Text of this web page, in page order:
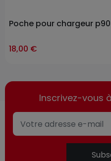
Poche pour chargeur
18,00 €
Inscrivez-vous